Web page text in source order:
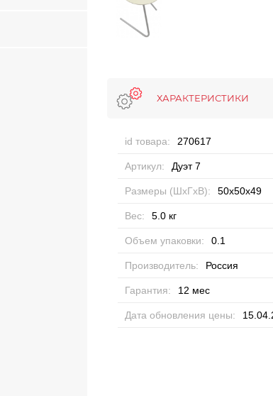
ХАРАКТЕРИСТИКИ
id товара: 270617
Артикул: Дуэт 7
Размеры (ШхГхВ): 50x50x49
Вес: 5.0 кг
Объем упаковки: 0.1
Производитель: Россия
Гарантия: 12 мес
Дата обновления цены: